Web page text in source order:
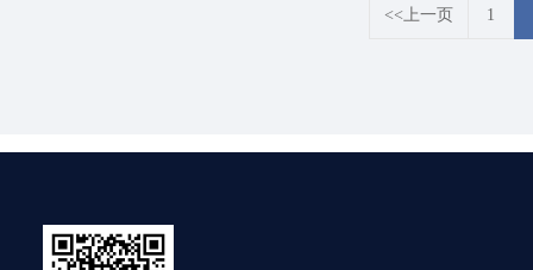
<<上一页 1